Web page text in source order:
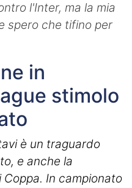
l'Inter, ma la mia
spero che tifino per
in
stimolo
è un traguardo
e anche la
In campionato